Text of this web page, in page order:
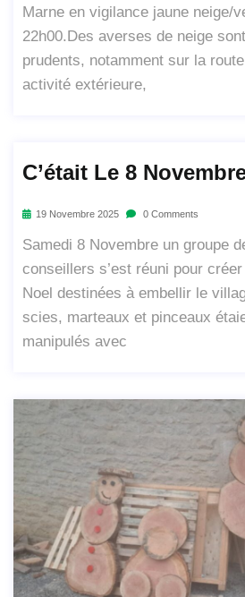
Marne en vigilance jaune neige/
22h00.Des averses de neige
prudents, notamment sur la
activité extérieure,
C’était Le 8
19 Novembre 2025 0 Comments
Samedi 8 Novembre un groupe
conseillers s’est réuni pour
Noel destinées à embellir le
scies, marteaux et pinceaux
manipulés avec